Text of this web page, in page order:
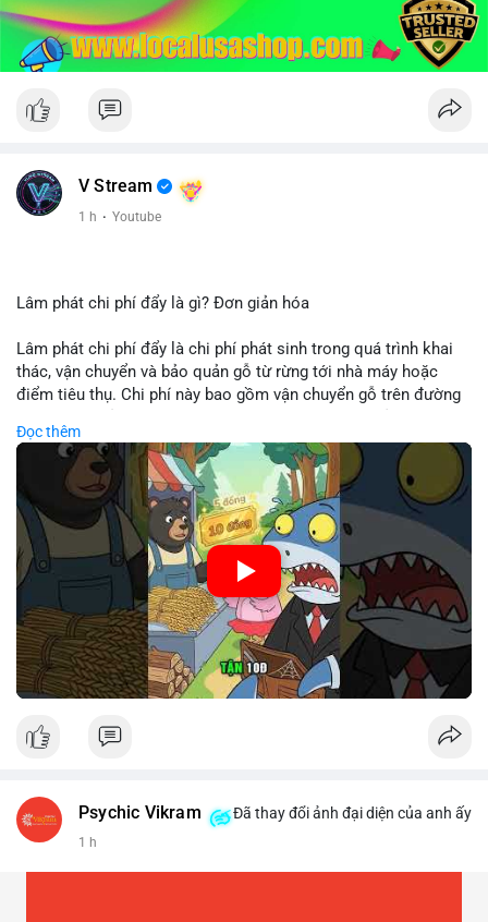
V Stream
1 h · Youtube
Lâm phát chi phí đẩy là gì? Đơn giản hóa
Lâm phát chi phí đẩy là chi phí phát sinh trong quá trình khai
thác, vận chuyển và bảo quản gỗ từ rừng tới nhà máy hoặc
điểm tiêu thụ. Chi phí này bao gồm vận chuyển gỗ trên đường
điều kiện địa hình. Việc hiểu rõ chi phí đẩy giúp doanh nghiệp
lâm nghiệp tối ưu hoá chuỗi cung ứng và kiểm soát lợi nhuận.
🎥 Xem video trực tiếp tại:
Nguồn: Cú Thông Thái
Đọc thêm
Psychic Vikram Đã thay đổi ảnh đại diện của anh ấy
1 h